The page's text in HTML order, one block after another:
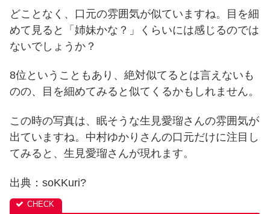
どことなく、口元の雰囲気が似ていますね。 目を細
めて見ると「姉妹かな？」くらいには感じるのでは
ないでしょうか？
8位ということもあり、絶対似てるとは言えないも
のの、目を細めてみると似てくるかもしれません。
この時の写真は、眠そうな生見愛瑠さんの雰囲気が
出ていますね。 中村ゆかりさんの口元だけに注目し
てみると、生見愛瑠さんが現れます。
出典：soKKuri?